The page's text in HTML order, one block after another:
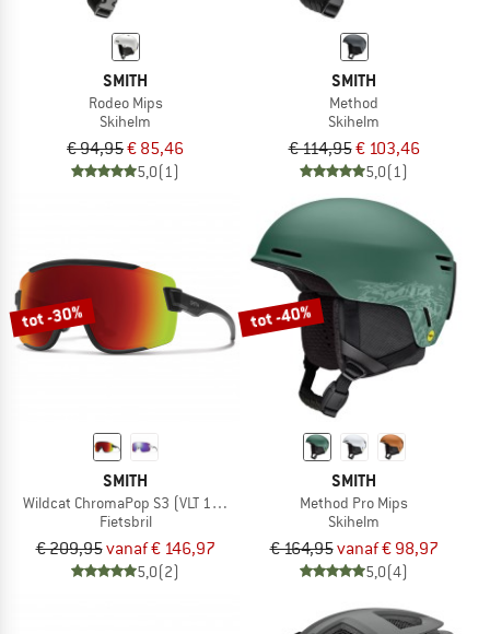
SMITH
Rodeo Mips
Skihelm
€ 94,95€ 85,46
5,0(1)
SMITH
Method
Skihelm
€ 114,95€ 103,46
5,0(1)
tot -30%
SMITH
Wildcat ChromaPop S3 (VLT 15%) + S0 (VLT 90%)
Fietsbril
€ 209,95vanaf € 146,97
5,0(2)
tot -40%
SMITH
Method Pro Mips
Skihelm
€ 164,95vanaf € 98,97
5,0(4)